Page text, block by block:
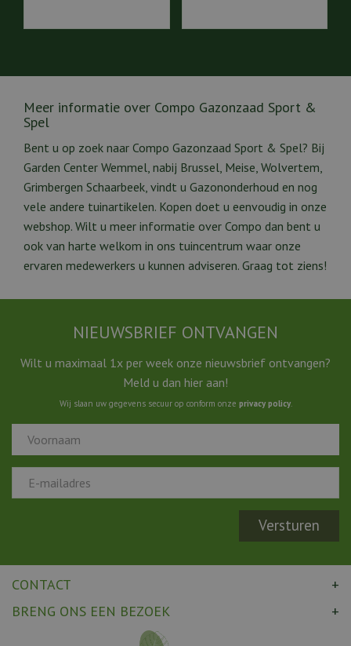
Meer informatie over Compo Gazonzaad Sport &
Spel
Bent u op zoek naar Compo Gazonzaad Sport & Spel? Bij
Garden Center Wemmel, nabij Brussel, Meise, Wolvertem,
Grimbergen Schaarbeek, vindt u Gazononderhoud en nog
vele andere tuinartikelen. Kopen doet u eenvoudig in onze
webshop. Wilt u meer informatie over Compo dan bent u
ook van harte welkom in ons tuincentrum waar onze
ervaren medewerkers u kunnen adviseren. Graag tot ziens!
NIEUWSBRIEF ONTVANGEN
Wilt u maximaal 1x per week onze nieuwsbrief ontvangen?
Meld u dan hier aan!
Wij slaan uw gegevens secuur op conform onze privacy policy.
CONTACT
BRENG ONS EEN BEZOEK